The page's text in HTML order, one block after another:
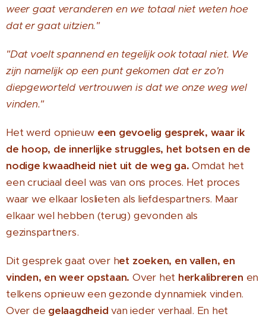
weer gaat veranderen en we totaal niet weten hoe
dat er gaat uitzien."
"Dat voelt spannend en tegelijk ook totaal niet. We
zijn namelijk op een punt gekomen dat er zo'n
diepgeworteld vertrouwen is dat we onze weg wel
vinden."
Het werd opnieuw een gevoelig gesprek, waar ik
de hoop, de innerlijke struggles, het botsen en de
nodige kwaadheid niet uit de weg ga. Omdat het
een cruciaal deel was van ons proces. Het proces
waar we elkaar loslieten als liefdespartners. Maar
elkaar wel hebben (terug) gevonden als
gezinspartners.
Dit gesprek gaat over het zoeken, en vallen, en
vinden, en weer opstaan. Over het herkalibreren en
telkens opnieuw een gezonde dynnamiek vinden.
Over de gelaagdheid van ieder verhaal. En het